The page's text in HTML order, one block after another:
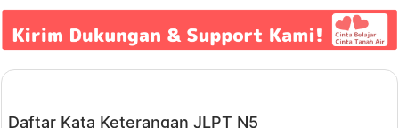
Daftar Kata Keterangan JLPT N5